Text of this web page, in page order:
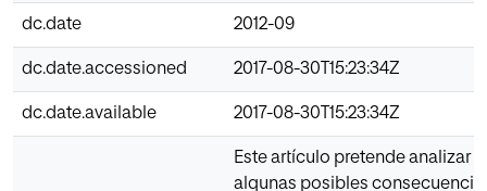
dc.date 2012-09
dc.date.accessioned 2017-08-30T15:23:34Z
dc.date.available 2017-08-30T15:23:34Z
Este artículo pretende analizar
algunas posibles